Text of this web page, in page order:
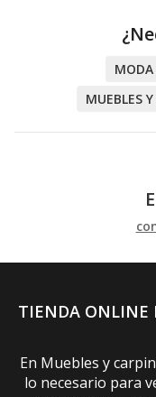
MUEBLES
TIENDA ONLINE
En Muebles y
lo necesario para